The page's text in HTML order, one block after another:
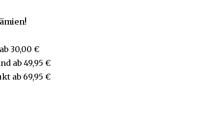
ab 30,00 €
ab 49,95 €
ab 69,95 €